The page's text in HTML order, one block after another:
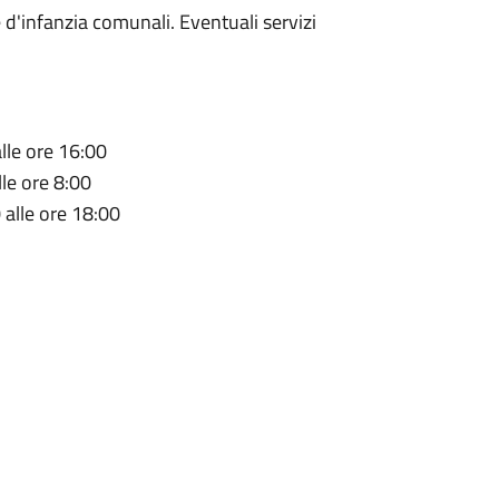
comunali. Eventuali servizi
ore 16:00
ore 8:00
ore 18:00